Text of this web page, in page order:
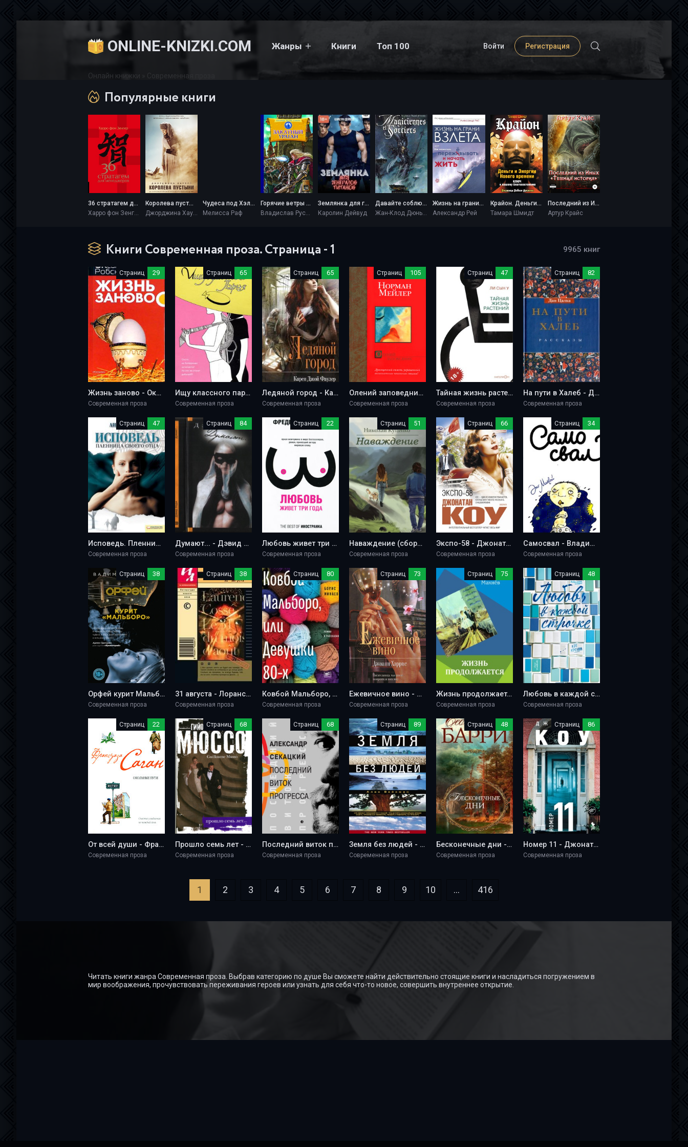
ONLINE-KNIZKI.COM Жанры Книги Топ 100 Войти Регистрация
Онлайн книжки » Современная проза
Популярные книги
36 стратагем для менеджеров - Харро фон Зенгер
Харро фон Зенгер
Королева пустыни - Джорджина Хауэлл
Джорджина Хауэлл
Чудеса под Хэллоуин - Мелисса Раф
Мелисса Раф
Горячие ветры Севера. Книга 3. Закатный ураган - Владислав Русанов
Владислав Русанов
Землянка для генералов титанов - Каролин Дейвуд
Каролин Дейвуд
Давайте соблюдать процедуры - Жан-Клод Дюньяк
Жан-Клод Дюньяк
Жизнь на грани взлета, или Как перестать пережевывать и начать жить - Александр Рей
Александр Рей
Крайон. Деньги и Энергии Нового Времени. Ключ к вашему благосостоянию - Тамара Шмидт
Тамара Шмидт
Последний из Иных «Темная история» - Артур Крайс
Артур Крайс
Книги Современная проза. Страница - 1 9965 книг
Страниц 29
Жизнь заново - Оксана Робски
Современная проза
Страниц 65
Ищу классного парня - Диана Кизис
Современная проза
Страниц 65
Ледяной город - Карен Джой Фаулер
Современная проза
Страниц 105
Олений заповедник - Норман Мейлер
Современная проза
Страниц 47
Тайная жизнь растений - Ли Сын У
Современная проза
Страниц 82
На пути в Халеб - Дан Цалка
Современная проза
Страниц 47
Исповедь. Пленница своего отца - Жан-Мишель Карадек
Современная проза
Страниц 84
Думают... - Дэвид Лодж
Современная проза
Страниц 22
Любовь живет три года - Фредерик Бегбедер
Современная проза
Страниц 51
Наваждение (сборник) - Николай Куценко
Современная проза
Страниц 66
Экспо-58 - Джонатан Коу
Современная проза
Страниц 34
Самосвал - Владимир Лорченков
Современная проза
Страниц 38
Орфей курит Мальборо - Вадим Саралидзе
Современная проза
Страниц 38
31 августа - Лоранс Коссе
Современная проза
Страниц 80
Ковбой Мальборо, или Девушки 80-х - Борис Минаев
Современная проза
Страниц 73
Ежевичное вино - Джоанн Харрис
Современная проза
Страниц 75
Жизнь продолжается - Александр Махнёв
Современная проза
Страниц 48
Любовь в каждой строчке - Кэт Кроули
Современная проза
Страниц 22
От всей души - Франсуаза Саган
Современная проза
Страниц 68
Прошло семь лет - Гийом Мюссо
Современная проза
Страниц 68
Последний виток прогресса - Александр Секацкий
Современная проза
Страниц 89
Земля без людей - Алан Вейсман
Современная проза
Страниц 48
Бесконечные дни - Себастьян Барри
Современная проза
Страниц 86
Номер 11 - Джонатан Коу
Современная проза
1 2 3 4 5 6 7 8 9 10 ... 416
Читать книги жанра Современная проза. Выбрав категорию по душе Вы сможете найти действительно стоящие книги и насладиться погружением в
мир воображения, прочувствовать переживания героев или узнать для себя что-то новое, совершить внутреннее открытие.